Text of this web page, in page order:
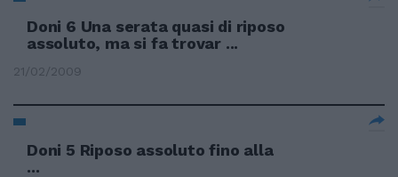
Doni 6 Una serata quasi di riposo
assoluto, ma si fa trovar ...
21/02/2009
Doni 5 Riposo assoluto fino alla
...